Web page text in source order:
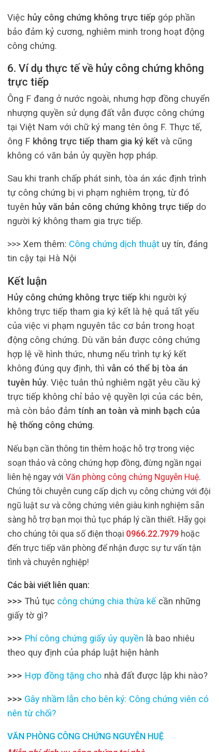
Việc hủy công chứng không trực tiếp góp phần
bảo đảm kỷ cương, nghiêm minh trong hoạt động
công chứng.
6. Ví dụ thực tế về hủy công chứng không
trực tiếp
Ông F đang ở nước ngoài, nhưng hợp đồng chuyển
nhượng quyền sử dụng đất vẫn được công chứng
tại Việt Nam với chữ ký mang tên ông F. Thực tế,
ông F không trực tiếp tham gia ký kết và cũng
không có văn bản ủy quyền hợp pháp.
Sau khi tranh chấp phát sinh, tòa án xác định trình
tự công chứng bị vi phạm nghiêm trọng, từ đó
tuyên hủy văn bản công chứng không trực tiếp do
người ký không tham gia trực tiếp.
>>> Xem thêm: Công chứng dịch thuật uy tín, đáng
tin cậy tại Hà Nội
Kết luận
Hủy công chứng không trực tiếp khi người ký
không trực tiếp tham gia ký kết là hệ quả tất yếu
của việc vi phạm nguyên tắc cơ bản trong hoạt
động công chứng. Dù văn bản được công chứng
hợp lệ về hình thức, nhưng nếu trình tự ký kết
không đúng quy định, thì vẫn có thể bị tòa án
tuyên hủy. Việc tuân thủ nghiêm ngặt yêu cầu ký
trực tiếp không chỉ bảo vệ quyền lợi của các bên,
mà còn bảo đảm tính an toàn và minh bạch của
hệ thống công chứng.
Nếu bạn cần thông tin thêm hoặc hỗ trợ trong việc
soạn thảo và công chứng hợp đồng, đừng ngần ngại
liên hệ ngay với Văn phòng công chứng Nguyễn Huệ.
Chúng tôi chuyên cung cấp dịch vụ công chứng với đội
ngũ luật sư và công chứng viên giàu kinh nghiệm sẵn
sàng hỗ trợ bạn mọi thủ tục pháp lý cần thiết. Hãy gọi
cho chúng tôi qua số điện thoại 0966.22.7979 hoặc
đến trực tiếp văn phòng để nhận được sự tư vấn tận
tình và chuyên nghiệp!
Các bài viết liên quan:
>>> Thủ tục công chứng chia thừa kếcần những
giấy tờ gì?
>>> Phí công chứng giấy ủy quyền là bao nhiêu
theo quy định của pháp luật hiện hành
>>> Hợp đồng tặng cho nhà đất được lập khi nào?
>>> Gây nhầm lẫn cho bên ký: Công chứng viên có
nên từ chối?
VĂN PHÒNG CÔNG CHỨNG NGUYỄN HUỆ